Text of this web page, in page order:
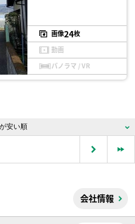
画像24枚
動画
パノラマ / VR
会社情報